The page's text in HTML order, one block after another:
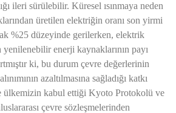
ileri sürülebilir. Küresel ısınmaya neden
üretilen elektriğin oranı son yirmi
%25 düzeyinde gerilerken, elektrik
enerji kaynaklarının payı
ki, bu durum çevre değerlerinin
azaltılmasına sağladığı katkı
ülkemizin kabul ettiği Kyoto Protokolü ve
çevre sözleşmelerinden